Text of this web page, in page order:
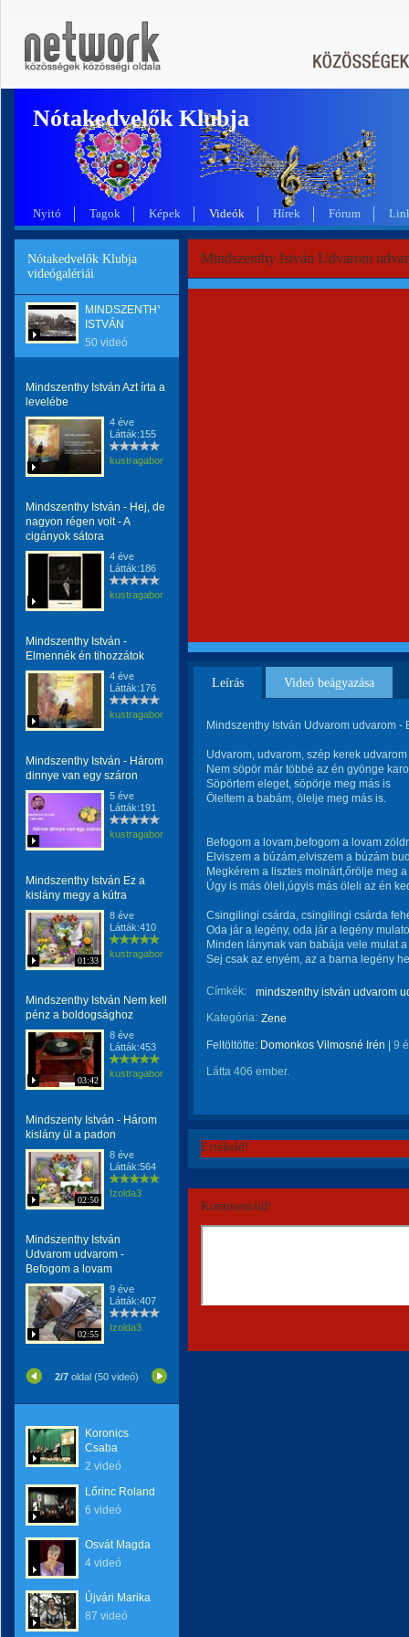
Nótakedvelők Klubja
Nyitó Tagok Képek Videók Hírek Fórum
Nótakedvelők Klubja
videógalériái
MINDSZENTHY
ISTVÁN
50 videó
Mindszenthy István Azt írta a
levelébe
4 éve
Látták:155
kustragabor
Mindszenthy István - Hej, de
nagyon régen volt - A
cigányok sátora
4 éve
Látták:186
kustragabor
Mindszenthy István -
Elmennék én tihozzátok
4 éve
Látták:176
kustragabor
Mindszenthy István - Három
dinnye van egy száron
5 éve
Látták:191
kustragabor
Mindszenthy István Ez a
kislány megy a kútra
01:33
8 éve
Látták:410
kustragabor
Mindszenthy István Nem kell
pénz a boldogsághoz
03:42
8 éve
Látták:453
kustragabor
Mindszenty István - Három
kislány ül a padon
02:50
8 éve
Látták:564
Izolda3
Mindszenthy István
Udvarom udvarom -
Befogom a lovam
02:55
9 éve
Látták:407
Izolda3
2/7 oldal (50 videó)
Koronics
Csaba
2 videó
Lőrinc Roland
6 videó
Osvát Magda
4 videó
Újvári Marika
87 videó
Mindszenthy István Udvarom
Leírás Videó beágyazása
Mindszenthy István Udvarom udvarom -
Udvarom, udvarom, szép kerek udvarom
Nem söpör már többé az én gyönge
Söpörtem eleget, söpörje meg más is
Öleltem a babám, ölelje meg más is.
Befogom a lovam,befogom a lovam
Elviszem a búzám,elviszem a búzám
Megkérem a lisztes molnárt,őrölje meg
Úgy is más öleli,úgyis más öleli az én
Csingilingi csárda, csingilingi csárda
Oda jár a legény, oda jár a legény
Minden lánynak van babája vele mulat
Sej csak az enyém, az a barna legény
Címkék:
mindszenthy istván udvarom
Kategória: Zene
Feltöltötte: Domonkos Vilmosné Irén 9
Látta 406 ember.
Értékeld!
Kommentáld!